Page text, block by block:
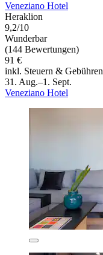
Veneziano Hotel
Heraklion
9,2/10
Wunderbar
(144 Bewertungen)
91 €
inkl. Steuern & Gebühren
31. Aug.–1. Sept.
Veneziano Hotel